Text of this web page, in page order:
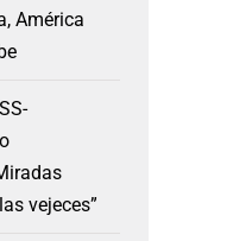
América
vejeces”